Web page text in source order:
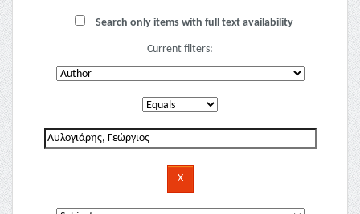
Search only items with full text availability
Current filters: